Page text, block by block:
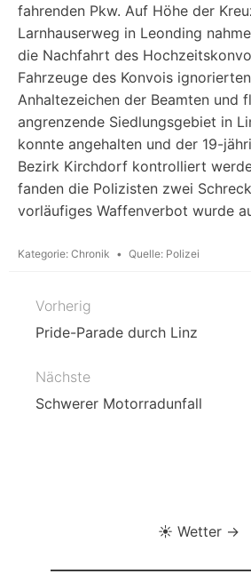
fahrenden Pkw. Auf Höhe der
Larnhauserweg in Leonding
die Nachfahrt des
Fahrzeuge des Konvois
Anhaltezeichen der Beamten und
angrenzende Siedlungsgebiet in
konnte angehalten und der 19-
Bezirk Kirchdorf kontrolliert
fanden die Polizisten zwei
vorläufiges Waffenverbot wurde
Kategorie: Chronik Quelle: Polizei
Beitragsnavigation
Vorherig
Pride-Parade durch Linz
Nächste
Schwerer Motorradunfall
☀️ Wetter →